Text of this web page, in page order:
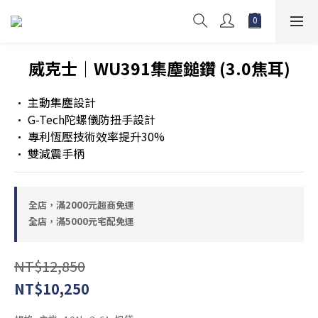
威克士｜WU391集塵鎚鑽 (3.0焦耳)
• 主動集塵設計
• G-Tech陀螺儀防扭手設計
• 專利恆壓技術效率提升30%
• 雙減震手柄
全店，滿2000元超商免運
全店，滿5000元宅配免運
NT$12,850
NT$10,250